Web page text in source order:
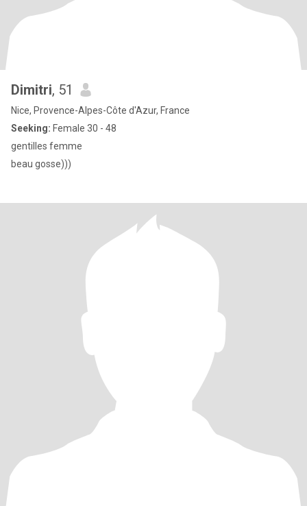
Dimitri, 51
Nice, Provence-Alpes-Côte d'Azur, France
Seeking: Female 30 - 48
gentilles femme
beau gosse)))